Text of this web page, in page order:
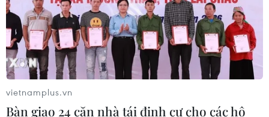
05/08/2026 02:00
Điểm hẹn ngắm băng trôi và cá voi ở
Canada
05/08/2026 01:08
vietnamplus.vn
Bàn giao 24 căn nhà tái định cư cho các hộ